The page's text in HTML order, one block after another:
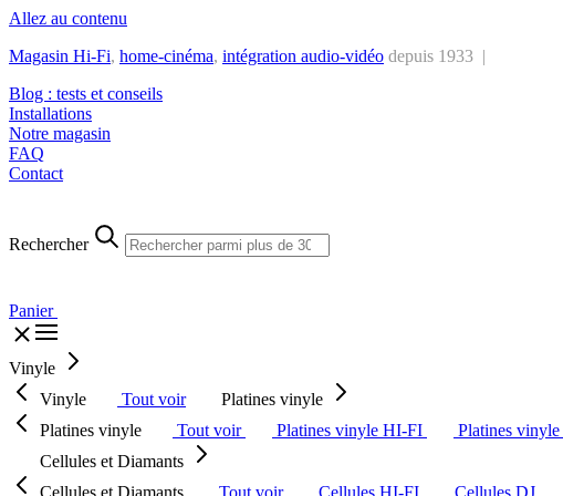
Allez au contenu
Magasin Hi-Fi, home-cinéma, intégration audio-vidéo depuis 1933 |
Blog : tests et conseils
Installations
Notre magasin
FAQ
Contact
Rechercher
Panier
Vinyle
Vinyle
Tout voir
Platines vinyle
Platines vinyle
Tout voir Platines vinyle HI-FI Platines vinyle
Cellules et Diamants
Cellules et Diamants
Tout voir Cellules HI-FI Cellules DJ